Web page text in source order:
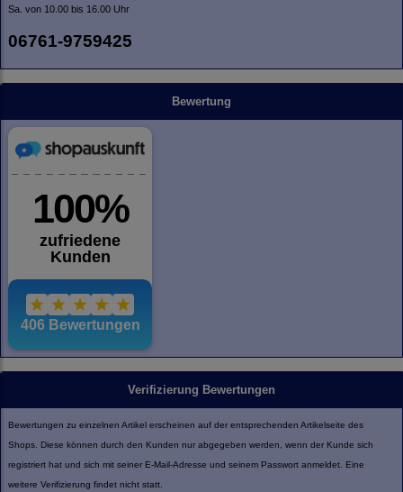
Sa. von 10.00 bis 16.00 Uhr
06761-9759425
Bewertung
Verifizierung Bewertungen
Bewertungen zu einzelnen Artikel erscheinen auf der entsprechenden Artikelseite des
Shops. Diese können durch den Kunden nur abgegeben werden, wenn der Kunde sich
registriert hat und sich mit seiner E-Mail-Adresse und seinem Passwort anmeldet. Eine
weitere Verifizierung findet nicht statt.